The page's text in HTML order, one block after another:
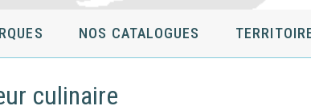
NOS CATALOGUES
culinaire